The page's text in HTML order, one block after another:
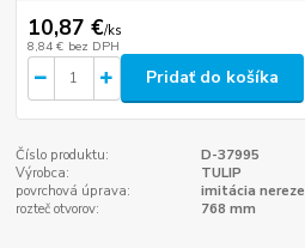
10,87 €/ks
8,84 € bez DPH
Pridať do košíka
Číslo produktu:
D-37995
Výrobca:
TULIP
povrchová úprava:
imitácia nereze
rozteč otvorov:
768 mm